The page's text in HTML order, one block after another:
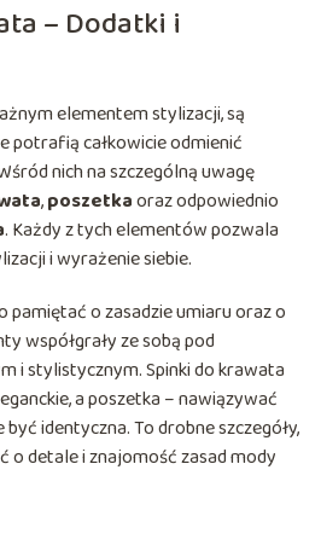
– Dodatki i
elementem stylizacji, są
potrafią całkowicie odmienić
nich na szczególną uwagę
,poszetkaoraz odpowiednio
. Każdy z tych elementów pozwala
i wyrażenie siebie.
o zasadzie umiaru oraz o
współgrały ze sobą pod
i stylistycznym. Spinki do krawata
a poszetka – nawiązywać
identyczna. To drobne szczegóły,
o detale i znajomość zasad mody